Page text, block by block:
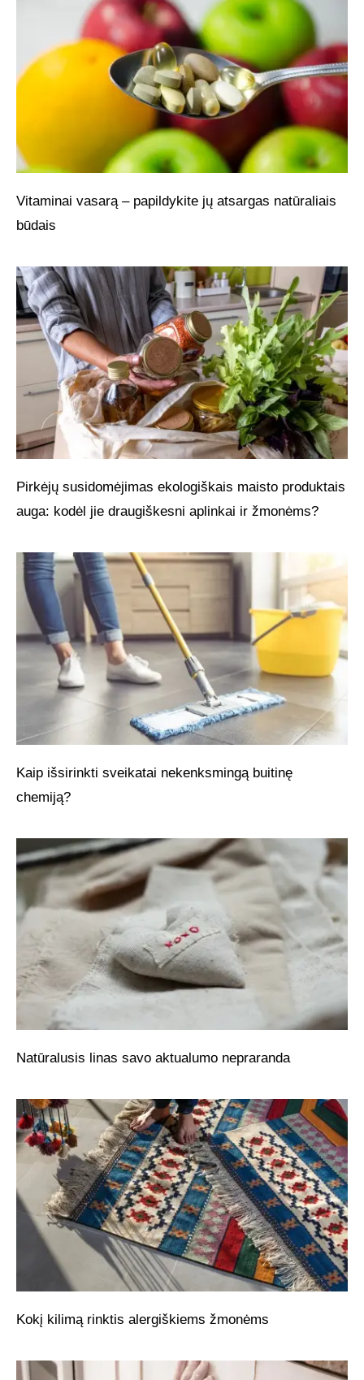
Vitaminai vasarą – papildykite jų atsargas natūraliais
būdais
Pirkėjų susidomėjimas ekologiškais maisto produktais
auga: kodėl jie draugiškesni aplinkai ir žmonėms?
Kaip išsirinkti sveikatai nekenksmingą buitinę
chemiją?
Natūralusis linas savo aktualumo nepraranda
Kokį kilimą rinktis alergiškiems žmonėms